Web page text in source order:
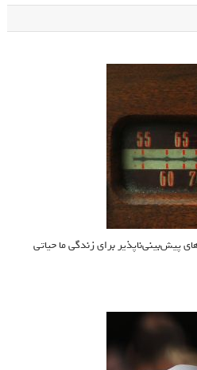
پیش‌بینی‌ناپذیر برای زندگی ما حیاتی